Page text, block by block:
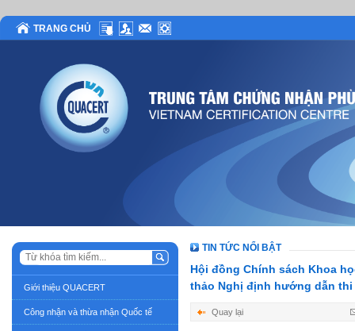
TRANG CHỦ
Giới thiệu QUACERT
Công nhận và thừa nhận Quốc tế
TIN TỨC NỔI BẬT
Hội đồng Chính sách Khoa
thảo Nghị định hướng dẫn
Quay lại